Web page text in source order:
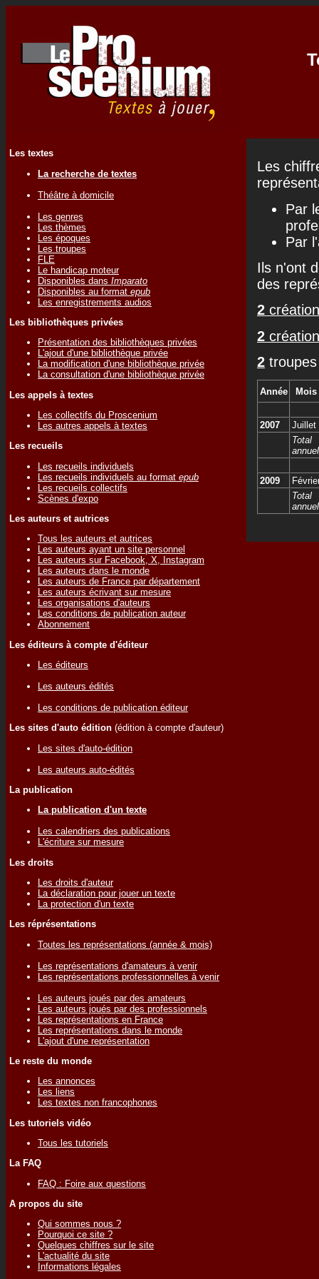
Les textes
La recherche de textes
Théâtre à domicile
Les genres
Les thèmes
Les époques
Les troupes
FLE
Le handicap moteur
Disponibles dans Imparato
Disponibles au format epub
Les enregistrements audios
Les bibliothèques privées
Présentation des bibliothèques privées
L'ajout d'une bibliothèque privée
La modification d'une bibliothèque privée
La consultation d'une bibliothèque privée
Les appels à textes
Les collectifs du Proscenium
Les autres appels à textes
Les recueils
Les recueils individuels
Les recueils individuels au format epub
Les recueils collectifs
Scènes d'expo
Les auteurs et autrices
Tous les auteurs et autrices
Les auteurs ayant un site personnel
Les auteurs sur Facebook, X, Instagram
Les auteurs dans le monde
Les auteurs de France par département
Les auteurs écrivant sur mesure
Les organisations d'auteurs
Les conditions de publication auteur
Abonnement
Les éditeurs à compte d'éditeur
Les éditeurs
Les auteurs édités
Les conditions de publication éditeur
Les sites d'auto édition (édition à compte d'auteur)
Les sites d'auto-édition
Les auteurs auto-édités
La publication
La publication d'un texte
Les calendriers des publications
L'écriture sur mesure
Les droits
Les droits d'auteur
La déclaration pour jouer un texte
La protection d'un texte
Les réprésentations
Toutes les représentations (année & mois)
Les représentations d'amateurs à venir
Les représentations professionnelles à venir
Les auteurs joués par des amateurs
Les auteurs joués par des professionnels
Les représentations en France
Les représentations dans le monde
L'ajout d'une représentation
Le reste du monde
Les annonces
Les liens
Les textes non francophones
Les tutoriels vidéo
Tous les tutoriels
La FAQ
FAQ : Foire aux questions
A propos du site
Qui sommes nous ?
Pourquoi ce site ?
Quelques chiffres sur le site
L'actualité du site
Informations légales
Les
Par
Par
Ils n'ont
des
2
2
2
Année Mois
2007
Juillet
Total
annuel
2009
Total
annuel